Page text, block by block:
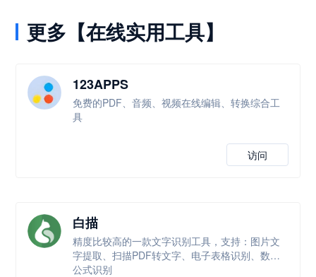
更多【在线实用工具】
123APPS
免费的PDF、音频、视频在线编辑、转换综合工
具
访问
白描
精度比较高的一款文字识别工具，支持：图片文
字提取、扫描PDF转文字、电子表格识别、数学
公式识别